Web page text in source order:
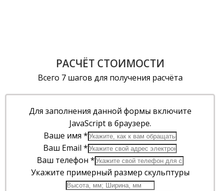
РАСЧЁТ СТОИМОСТИ
Всего 7 шагов для получения расчёта
Для заполнения данной формы включите
JavaScript в браузере.
Ваше имя *
Ваш Email *
Ваш телефон *
Укажите примерный размер скульптуры